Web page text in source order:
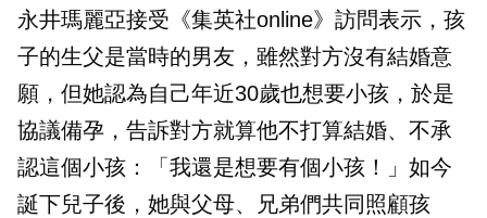
永井瑪麗亞接受《集英社online》訪問表示，孩
子的生父是當時的男友，雖然對方沒有結婚意
願，但她認為自己年近30歲也想要小孩，於是
協議備孕，告訴對方就算他不打算結婚、不承
認這個小孩：「我還是想要有個小孩！」如今
誕下兒子後，她與父母、兄弟們共同照顧孩